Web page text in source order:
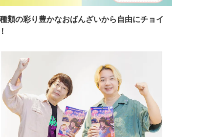
類の彩り豊かなおばんざいから自由にチョイ